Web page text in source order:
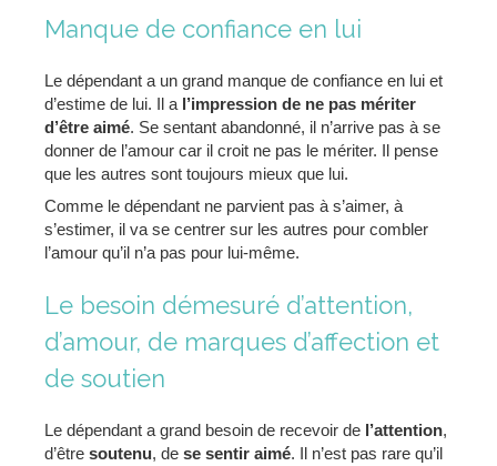
Manque de confiance en lui
Le dépendant a un grand manque de confiance en lui et
d’estime de lui. Il a l’impression de ne pas mériter
d’être aimé. Se sentant abandonné, il n’arrive pas à se
donner de l’amour car il croit ne pas le mériter. Il pense
que les autres sont toujours mieux que lui.
Comme le dépendant ne parvient pas à s’aimer, à
s’estimer, il va se centrer sur les autres pour combler
l’amour qu’il n’a pas pour lui-même.
Le besoin démesuré d’attention,
d’amour, de marques d’affection et
de soutien
Le dépendant a grand besoin de recevoir de l’attention,
d’être soutenu, de se sentir aimé. Il n’est pas rare qu’il